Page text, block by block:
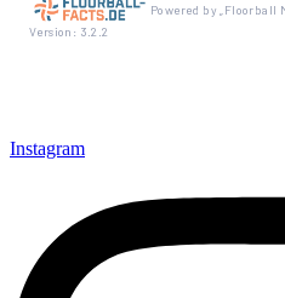
Powered by „Floorball
Version: 3.2.2
Instagram